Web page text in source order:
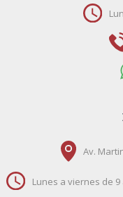
Av.
Lunes a viernes de 9